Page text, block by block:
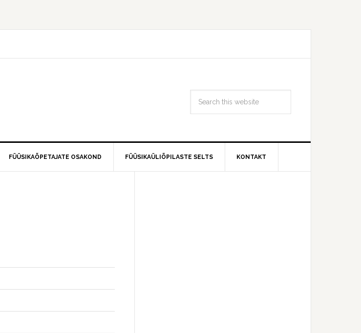
FÜÜSIKAÕPETAJATE OSAKOND FÜÜSIKAÜLIÕPILASTE SELTS KONTAKT